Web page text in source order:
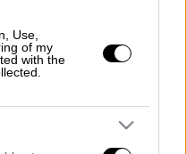
Use,
of my
with the
λιμενάρχη
προχωρημένη σήψη,
θα διεξαχθεί